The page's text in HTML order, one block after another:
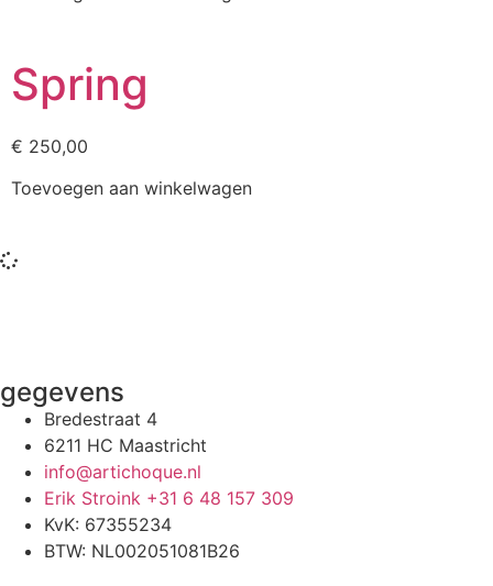
Spring
€ 250,00
Toevoegen aan winkelwagen
gegevens
Bredestraat 4
6211 HC Maastricht
info@artichoque.nl
Erik Stroink +31 6 48 157 309
KvK: 67355234
BTW: NL002051081B26